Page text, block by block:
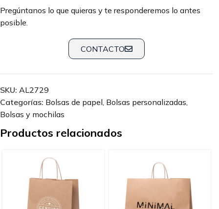
Pregúntanos lo que quieras y te responderemos lo antes
posible.
CONTACTO
SKU: AL2729
Categorías: Bolsas de papel, Bolsas personalizadas,
Bolsas y mochilas
Productos relacionados